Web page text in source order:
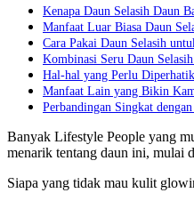
Kenapa Daun Selasih Daun
Manfaat Luar Biasa Daun
Cara Pakai Daun Selasih
Kombinasi Seru Daun
Hal-hal yang Perlu
Manfaat Lain yang Bikin
Perbandingan Singkat
Banyak Lifestyle People yang
menarik tentang daun ini, mulai
Siapa yang tidak mau kulit